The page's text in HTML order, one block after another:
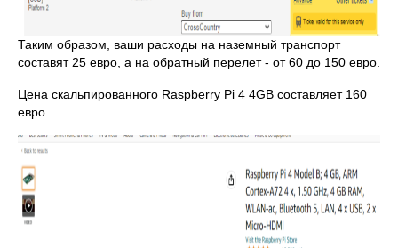
Таким образом, ваши расходы на наземный транспорт
составят 25 евро, а на обратный перелет - от 60 до 150 евро.
Цена скальпированного Raspberry Pi 4 4GB составляет 160
евро.